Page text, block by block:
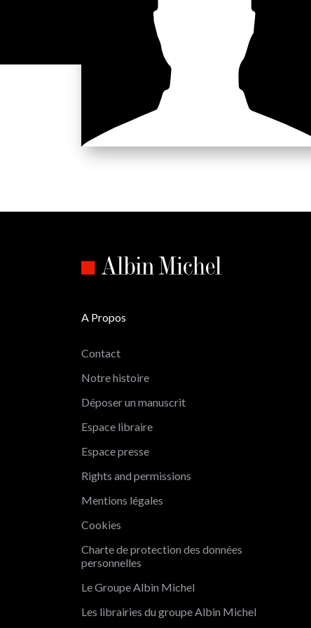
les Cookies !
On a attendu d'être sûrs que le contenu de ce site vous intéresse
avant de vous déranger, mais on aimerait bien vous
C'est OK pour vous ?
Consentements certifiés par
A Propos
Contact
Notre histoire
Déposer un manuscrit
Espace libraire
Espace presse
Rights and permissions
Mentions légales
Cookies
Charte de protection des données
personnelles
Le Groupe Albin Michel
Les librairies du groupe Albin Michel